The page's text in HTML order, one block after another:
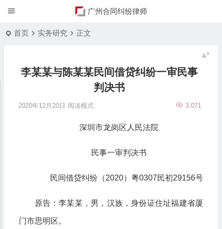
广州合同纠纷律师
首页 实务研究 正文
李某某与陈某某民间借贷纠纷一审民事
判决书
2020年12月20日 3,071
阅读模式
深圳市龙岗区人民法院
民事一审判决书
民间借贷纠纷（2020）粤0307民初29156号
原告：李某某，男，汉族，身份证住址福建省厦
门市思明区。